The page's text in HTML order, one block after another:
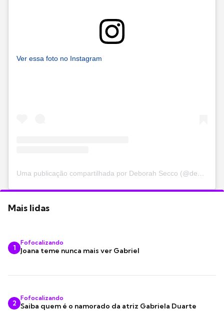
Ver essa foto no Instagram
Uma publicação compartilhada por Deborah Secco (@dedesecco)
Mais lidas
1
Fofocalizando
Joana teme nunca mais ver Gabriel
2
Fofocalizando
Saiba quem é o namorado da atriz Gabriela Duarte